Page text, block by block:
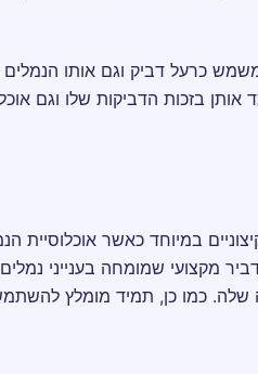
כרעל דביק וגם אותו הנמלים
אותן בזכות הדביקות שלו וגם
במיוחד כאשר אוכלוסיית
מקצועי שמומחה בענייני נמלים
שלה. כמו כן, תמיד מומלץ